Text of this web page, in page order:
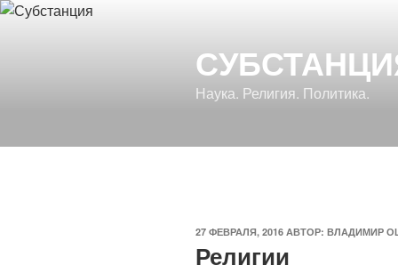
Перейти
Наука. Религия. Политика.
ОПУБЛИКОВАНО
27 ФЕВРАЛЯ, 2016 АВТОР: ВЛАДИМИР
Религии